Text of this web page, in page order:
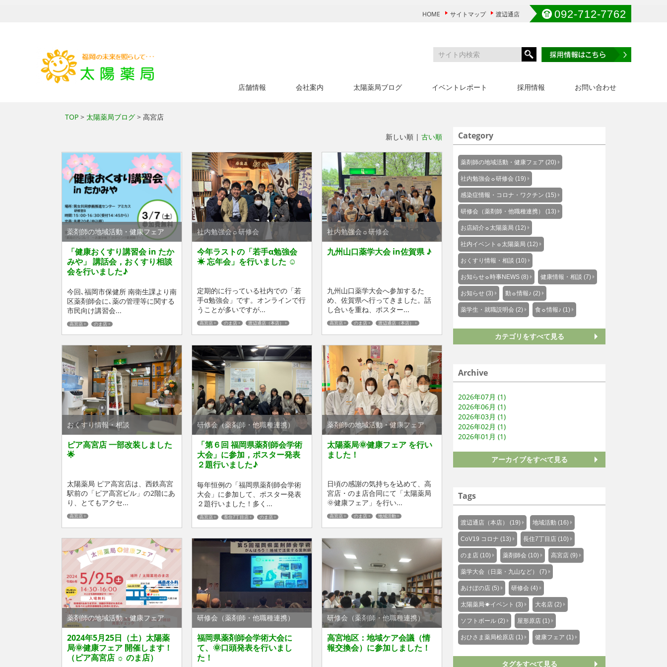
092-712-7762
HOME サイトマップ 渡辺通店
店舗情報 会社案内 太陽薬局ブログ イベントレポート 採用情報 お問い合わせ
TOP > 太陽薬局ブログ > 高宮店
新しい順 |古い順
薬剤師の地域活動・健康フェア
「健康おくすり講習会 in たか
みや」 講話会，おくすり相談
会を行いました♪
今回､福岡市保健所 南衛生課より南
区薬剤師会に､薬の管理等に関する
市民向け講習会...
高宮店 のま店
社内勉強会☼研修会
今年ラストの「若手α勉強会
☀ 忘年会」を行いました ☺
定期的に行っている社内での「若
手α勉強会」です。オンラインで行
うことが多いですが...
高宮店 のま店 渡辺通店（本店）
社内勉強会☼研修会
九州山口薬学大会 in佐賀県 ♪
九州山口薬学大会へ参加するた
め、佐賀県へ行ってきました。話
し合いを重ね、ポスター...
高宮店 のま店 渡辺通店（本店）
おくすり情報・相談
ピア高宮店 一部改装しました
🌟
太陽薬局 ピア高宮店は、西鉄高宮
駅前の「ピア高宮ビル」の2階にあ
り、とてもアクセ...
高宮店
研修会（薬剤師・他職種連携）
「第６回 福岡県薬剤師会学術
大会」に参加，ポスター発表
２題行いました♪
毎年恒例の「福岡県薬剤師会学術
大会」に参加して、ポスター発表
２題行いました！多く...
高宮店 長住7丁目店 のま店
薬剤師の地域活動・健康フェア
太陽薬局🌞健康フェア を行い
ました！
日頃の感謝の気持ちを込めて、高
宮店・のま店合同にて「太陽薬局
🌞健康フェア」を行い...
高宮店 のま店 地域活動
薬剤師の地域活動・健康フェア
2024年5月25日（土）太陽薬
局🌞健康フェア 開催します！
（ピア高宮店 ☼ のま店）
研修会（薬剤師・他職種連携）
福岡県薬剤師会学術大会に
て、🌞口頭発表を行いまし
た！
研修会（薬剤師・他職種連携）
高宮地区：地域ケア会議（情
報交換会）に参加しました！
Category
薬剤師の地域活動・健康フェア (20)
社内勉強会☼研修会 (19)
感染症情報・コロナ・ワクチン (15)
研修会（薬剤師・他職種連携） (13)
お店紹介☼太陽薬局 (12)
社内イベント☼太陽薬局 (12)
おくすり情報・相談 (10)
お知らせ☼時事NEWS (8) 健康情報・相談 (7)
お知らせ (3) 動☼情報♪ (2)
薬学生・就職説明会 (2) 食☼情報♪ (1)
カテゴリをすべて見る
Archive
2026年07月 (1)
2026年06月 (1)
2026年03月 (1)
2026年02月 (1)
2026年01月 (1)
アーカイブをすべて見る
Tags
渡辺通店（本店） (19) 地域活動 (16)
CoV19 コロナ (13) 長住7丁目店 (10)
のま店 (10) 薬剤師会 (10) 高宮店 (9)
薬学大会（日薬・九山など） (7)
あけぼの店 (5) 研修会 (4)
太陽薬局☀イベント (3) 大名店 (2)
ソフトボール (2) 屋形原店 (1)
おひさま薬局桧原店 (1) 健康フェア (1)
タグをすべて見る